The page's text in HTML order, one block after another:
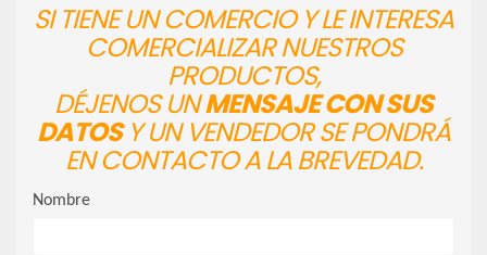
SI TIENE UN COMERCIO Y LE INTERESA
COMERCIALIZAR NUESTROS
PRODUCTOS,
DÉJENOS UNMENSAJE CON SUS
DATOSY UN VENDEDOR SE PONDRÁ
EN CONTACTO A LA BREVEDAD.
Nombre